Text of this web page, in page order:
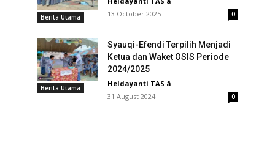
Berita Utama
13 October 2025
0
Berita Utama
Syauqi-Efendi Terpilih Menjadi
Ketua dan Waket OSIS Periode
2024/2025
Heldayanti TAS â
31 August 2024
0